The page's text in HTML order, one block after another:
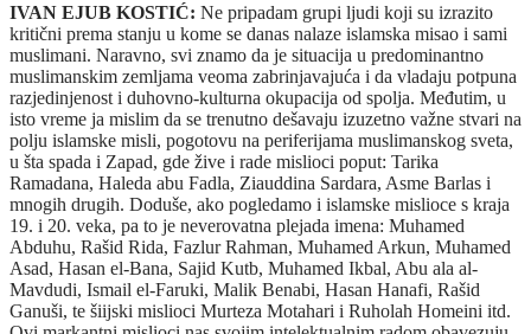
IVAN EJUB KOSTIĆ: Ne pripadam grupi ljudi koji su izrazito
kritični prema stanju u kome se danas nalaze islamska misao i sami
muslimani. Naravno, svi znamo da je situacija u predominantno
muslimanskim zemljama veoma zabrinjavajuća i da vladaju potpuna
razjedinjenost i duhovno-kulturna okupacija od spolja. Međutim, u
isto vreme ja mislim da se trenutno dešavaju izuzetno važne stvari na
polju islamske misli, pogotovu na periferijama muslimanskog sveta,
u šta spada i Zapad, gde žive i rade mislioci poput: Tarika
Ramadana, Haleda abu Fadla, Ziauddina Sardara, Asme Barlas i
mnogih drugih. Doduše, ako pogledamo i islamske mislioce s kraja
19. i 20. veka, pa to je neverovatna plejada imena: Muhamed
Abduhu, Rašid Rida, Fazlur Rahman, Muhamed Arkun, Muhamed
Asad, Hasan el-Bana, Sajid Kutb, Muhamed Ikbal, Abu ala al-
Mavdudi, Ismail el-Faruki, Malik Benabi, Hasan Hanafi, Rašid
Ganuši, te šiijski mislioci Murteza Motahari i Ruholah Homeini itd.